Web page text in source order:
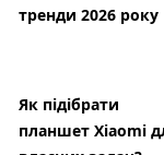
тренди 2026 року
Як підібрати
планшет Xiaomi